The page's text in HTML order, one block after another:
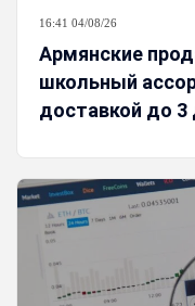
16:41 04/08/26
Армянские
школьный
доставкой до 3